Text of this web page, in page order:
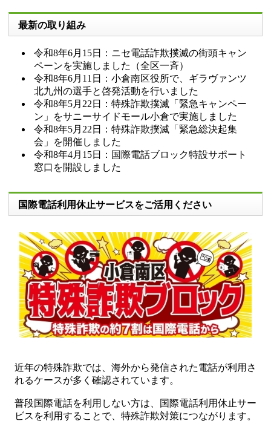
最新の取り組み
令和8年6月15日：ニセ電話詐欺撲滅の街頭キャン
ペーンを実施しました（全区一斉）
令和8年6月11日：小倉南区役所で、ギラヴァンツ
北九州の選手と啓発活動を行いました
令和8年5月22日：特殊詐欺撲滅「緊急キャンペー
ン」をサニーサイドモール小倉で実施しました
令和8年5月22日：特殊詐欺撲滅「緊急総決起集
会」を開催しました
令和8年4月15日：国際電話ブロック特設サポート
窓口を開設しました
国際電話利用休止サービスをご活用ください
近年の特殊詐欺では、海外から発信された電話が利用さ
れるケースが多く確認されています。
普段国際電話を利用しない方は、国際電話利用休止サー
ビスを利用することで、特殊詐欺対策につながります。